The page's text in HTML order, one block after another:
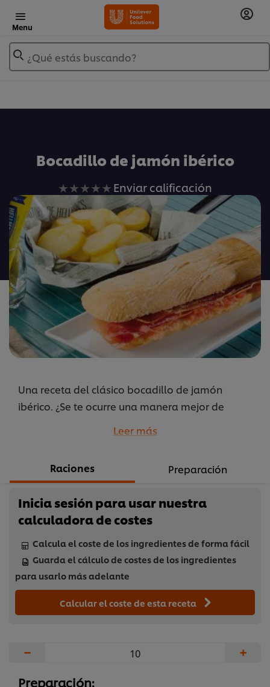
Menu
¿Qué estás buscando?
Bocadillo de jamón ibérico
No
se
han
enviado
calificaciones
para
recipe
Enviar calificación
Una receta del clásico bocadillo de jamón
ibérico. ¿Se te ocurre una manera mejor de
Leer más
Raciones Preparación
Inicia sesión para usar nuestra
calculadora de costes
Calcula el coste de los ingredientes de forma fácil
Guarda el cálculo de costes de los ingredientes
para usarlo más adelante
Calcular el coste de esta receta
− +
Preparación: